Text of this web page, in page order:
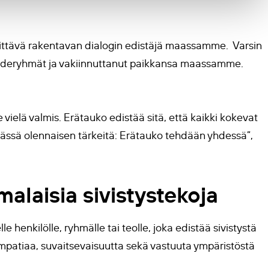
rakentavan dialogin edistäjä maassamme. Varsin
ja vakiinnuttanut paikkansa maassamme.
valmis. Erätauko edistää sitä, että kaikki kokevat
olennaisen tärkeitä: Erätauko tehdään yhdessä”,
sivistystekoja
henkilölle, ryhmälle tai teolle, joka edistää sivistystä
suvaitsevaisuutta sekä vastuuta ympäristöstä